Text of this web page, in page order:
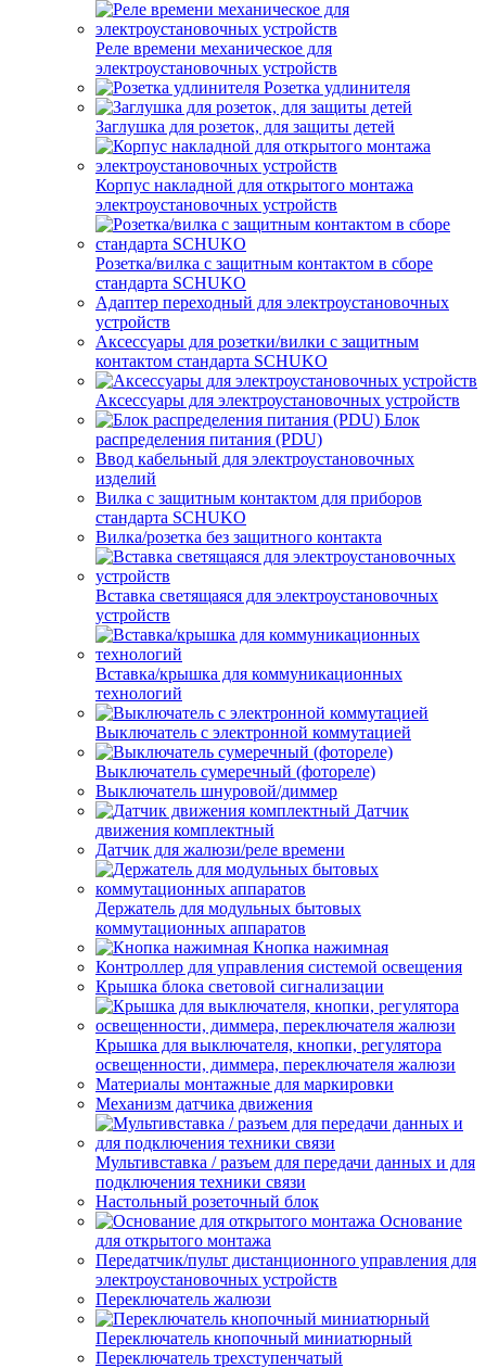
Реле времени механическое для
электроустановочных устройств
Розетка удлинителя
Заглушка для розеток, для защиты детей
Корпус накладной для открытого монтажа
электроустановочных устройств
Розетка/вилка с защитным контактом в сборе
стандарта SCHUKO
Адаптер переходный для электроустановочных
устройств
Аксессуары для розетки/вилки с защитным
контактом стандарта SCHUKO
Аксессуары для электроустановочных устройств
Блок
распределения питания (PDU)
Ввод кабельный для электроустановочных
изделий
Вилка с защитным контактом для приборов
стандарта SCHUKO
Вилка/розетка без защитного контакта
Вставка светящаяся для электроустановочных
устройств
Вставка/крышка для коммуникационных
технологий
Выключатель с электронной коммутацией
Выключатель сумеречный (фотореле)
Выключатель шнуровой/диммер
Датчик
движения комплектный
Датчик для жалюзи/реле времени
Держатель для модульных бытовых
коммутационных аппаратов
Кнопка нажимная
Контроллер для управления системой освещения
Крышка блока световой сигнализации
Крышка для выключателя, кнопки, регулятора
освещенности, диммера, переключателя жалюзи
Материалы монтажные для маркировки
Механизм датчика движения
Мультивставка / разъем для передачи данных и для
подключения техники связи
Настольный розеточный блок
Основание
для открытого монтажа
Передатчик/пульт дистанционного управления для
электроустановочных устройств
Переключатель жалюзи
Переключатель кнопочный миниатюрный
Переключатель трехступенчатый